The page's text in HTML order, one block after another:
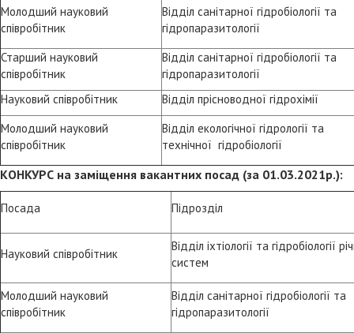
Молодший науковий
співробітник
Відділ санітарної гідробіології та
гідропаразитології
Старший науковий
співробітник
Відділ санітарної гідробіології та
гідропаразитології
Науковий співробітник
Відділ прісноводної гідрохімії
Молодший науковий
співробітник
Відділ екологічної гідрології та
технічної гідробіології
КОНКУРС на заміщення вакантних посад (за 01.03.2021р.):
Посада Підрозділ
Науковий співробітник
Відділ іхтіології та гідробіології
систем
Молодший науковий
співробітник
Відділ санітарної гідробіології та
гідропаразитології